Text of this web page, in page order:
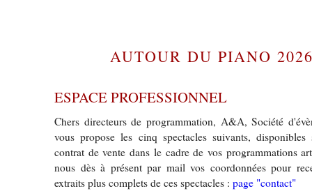
AUTOUR DU PIANO
ESPACE PROFESSIONNEL
Chers directeurs de programmation, A&A, Société
vous propose les cinq spectacles suivants,
contrat de vente dans le cadre de vos programmations
nous dès à présent par mail vos coordonnées pour
extraits plus complets de ces spectacles : page "contact"